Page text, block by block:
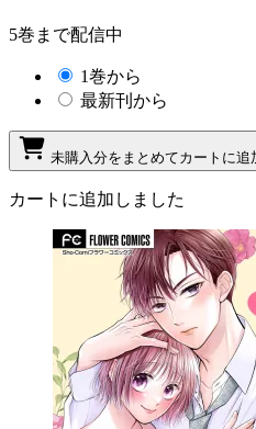
5巻まで配信中
1巻から
最新刊から
未購入分をまとめてカートに追
カートに追加しました